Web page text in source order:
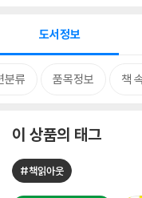
도서정보
분류 품목정보 책
이 상품의 태그
#책읽아웃